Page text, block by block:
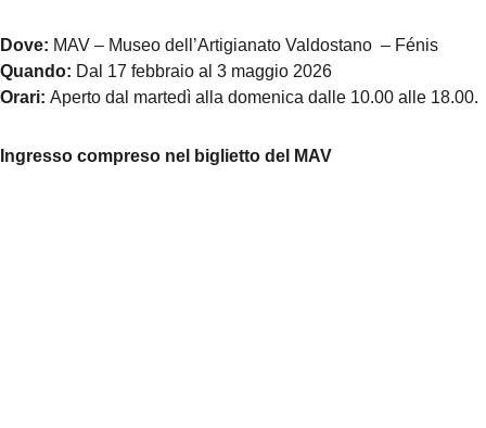
Dove: MAV – Museo dell’Artigianato Valdostano – Fénis
Quando: Dal 17 febbraio al 3 maggio 2026
Orari: Aperto dal martedì alla domenica dalle 10.00 alle 18.00.
Ingresso compreso nel biglietto del MAV